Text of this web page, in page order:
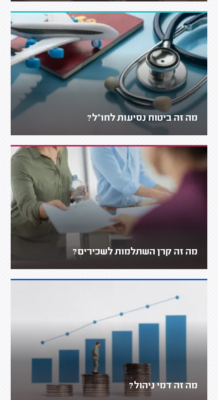
מה זה ביטוח נסיעות לחו"ל?
מה זה קרן השתלמות לשכירים?
מה זה דמי ניהול?